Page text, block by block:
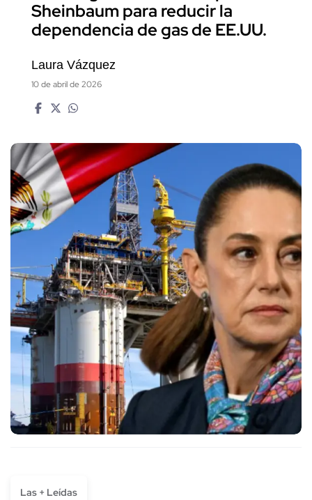
Sheinbaum para reducir la
dependencia de gas de EE.UU.
Laura Vázquez
10 de abril de 2026
Las + Leídas